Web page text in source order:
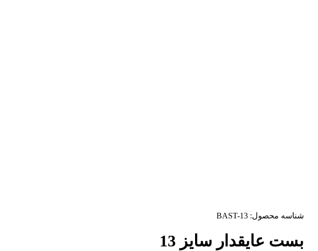
شناسه محصول: BAST-13
بست عایقدار سایز 13